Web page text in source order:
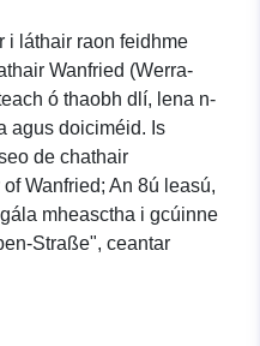
i láthair raon feidhme
Wanfried (Werra-
ó thaobh dlí, lena n-
agus doiciméid. Is
de chathair
Wanfried; An 8ú leasú,
mheasctha i gcúinne
Straße", ceantar